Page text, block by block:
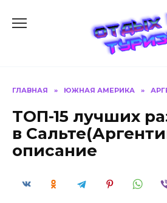
ГЛАВНАЯ » ЮЖНАЯ АМЕРИКА »
ТОП-15 лучших
в
описание